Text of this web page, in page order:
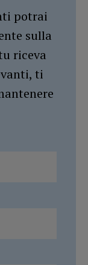
potrai
sulla
riceva
ti